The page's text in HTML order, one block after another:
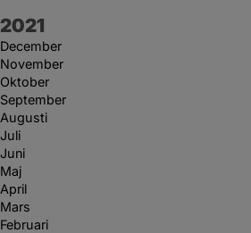
År:
2021
December
November
Oktober
September
Augusti
Juli
Juni
Maj
April
Mars
Februari